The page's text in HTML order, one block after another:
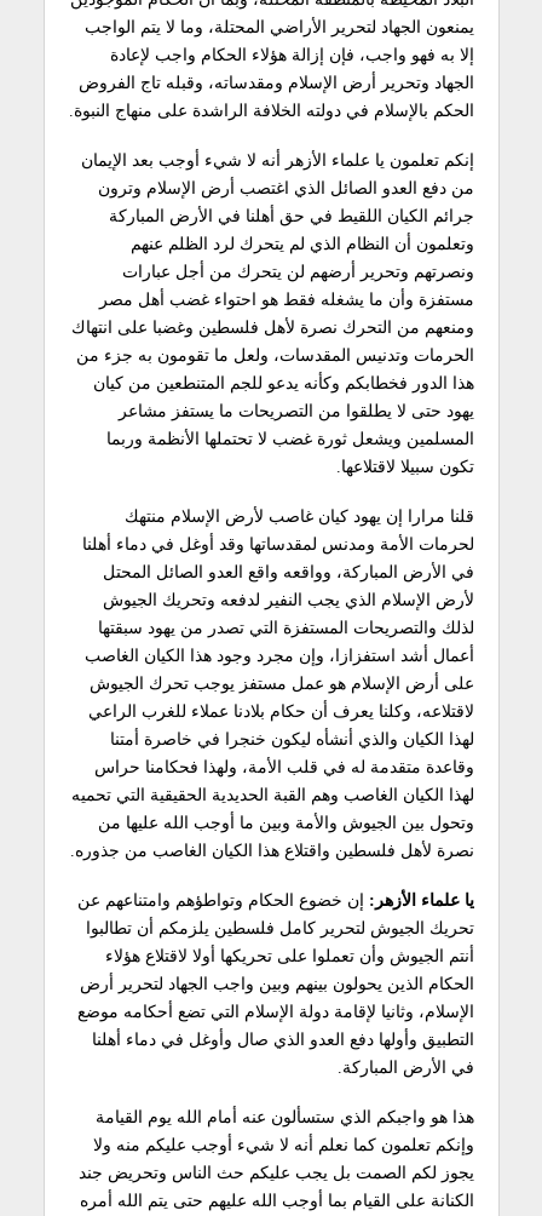
يمنعون الجهاد لتحرير الأراضي المحتلة، وما لا يتم الواجب
إلا به فهو واجب، فإن إزالة هؤلاء الحكام واجب لإعادة
الجهاد وتحرير أرض الإسلام ومقدساته، وقبله تاج الفروض
الحكم بالإسلام في دولته الخلافة الراشدة على منهاج النبوة.
إنكم تعلمون يا علماء الأزهر أنه لا شيء أوجب بعد الإيمان
من دفع العدو الصائل الذي اغتصب أرض الإسلام وترون
جرائم الكيان اللقيط في حق أهلنا في الأرض المباركة
وتعلمون أن النظام الذي لم يتحرك لرد الظلم عنهم
ونصرتهم وتحرير أرضهم لن يتحرك من أجل عبارات
مستفزة وأن ما يشغله فقط هو احتواء غضب أهل مصر
ومنعهم من التحرك نصرة لأهل فلسطين وغضبا على انتهاك
الحرمات وتدنيس المقدسات، ولعل ما تقومون به جزء من
هذا الدور فخطابكم وكأنه يدعو للجم المتنطعين من كيان
يهود حتى لا يطلقوا من التصريحات ما يستفز مشاعر
المسلمين ويشعل ثورة غضب لا تحتملها الأنظمة وربما
تكون سبيلا لاقتلاعها.
قلنا مرارا إن يهود كيان غاصب لأرض الإسلام منتهك
لحرمات الأمة ومدنس لمقدساتها وقد أوغل في دماء أهلنا
في الأرض المباركة، وواقعه واقع العدو الصائل المحتل
لأرض الإسلام الذي يجب النفير لدفعه وتحريك الجيوش
لذلك والتصريحات المستفزة التي تصدر من يهود سبقتها
أعمال أشد استفزازا، وإن مجرد وجود هذا الكيان الغاصب
على أرض الإسلام هو عمل مستفز يوجب تحرك الجيوش
لاقتلاعه، وكلنا يعرف أن حكام بلادنا عملاء للغرب الراعي
لهذا الكيان والذي أنشأه ليكون خنجرا في خاصرة أمتنا
وقاعدة متقدمة له في قلب الأمة، ولهذا فحكامنا حراس
لهذا الكيان الغاصب وهم القبة الحديدية الحقيقية التي تحميه
وتحول بين الجيوش والأمة وبين ما أوجب الله عليها من
نصرة لأهل فلسطين واقتلاع هذا الكيان الغاصب من جذوره.
يا علماء الأزهر: إن خضوع الحكام وتواطؤهم وامتناعهم عن
تحريك الجيوش لتحرير كامل فلسطين يلزمكم أن تطالبوا
أنتم الجيوش وأن تعملوا على تحريكها أولا لاقتلاع هؤلاء
الحكام الذين يحولون بينهم وبين واجب الجهاد لتحرير أرض
الإسلام، وثانيا لإقامة دولة الإسلام التي تضع أحكامه موضع
التطبيق وأولها دفع العدو الذي صال وأوغل في دماء أهلنا
في الأرض المباركة.
هذا هو واجبكم الذي ستسألون عنه أمام الله يوم القيامة
وإنكم تعلمون كما نعلم أنه لا شيء أوجب عليكم منه ولا
يجوز لكم الصمت بل يجب عليكم حث الناس وتحريض جند
الكنانة على القيام بما أوجب الله عليهم حتى يتم الله أمره